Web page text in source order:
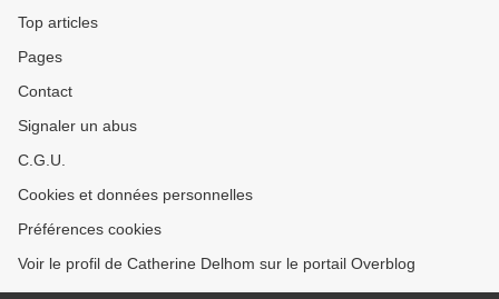
Top articles
Pages
Contact
Signaler un abus
C.G.U.
Cookies et données personnelles
Préférences cookies
Voir le profil de Catherine Delhom sur le portail Overblog